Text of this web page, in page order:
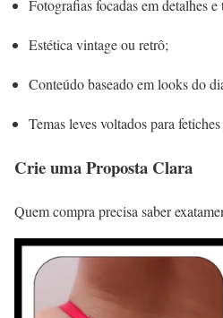
Fotografias focadas em detalhes e
Estética vintage ou retrô;
Conteúdo baseado em looks do
Temas leves voltados para
Crie uma Proposta Clara
Quem compra precisa saber